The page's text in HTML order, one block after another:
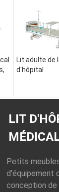
Lit adulte de
d'hôpital
LIT
Petits
d'équipement
conception de